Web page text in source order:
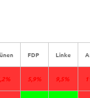
FDP Linke
5,9% 9,5%